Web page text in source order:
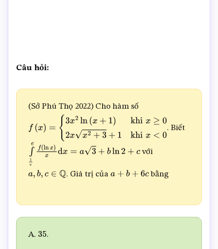
Câu hỏi:
(Sở Phú Thọ 2022) Cho hàm số
f( x)=
3 2ln(x + 02 x 2+ +1 k <0
. Biết
∫1 (ln x)xd x=a 3+b ln 2+c với
a,b,c ∈Q . Giá trị của a+b + c bằng
A. 35.